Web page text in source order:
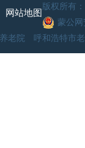
网站地图
版权所有
蒙公网
老院 呼和浩特市